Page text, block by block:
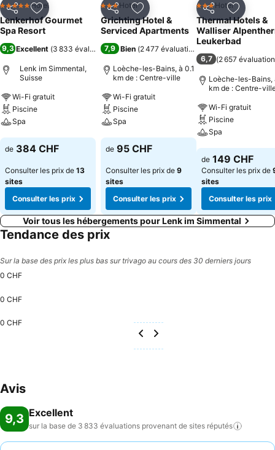
PartagerAjouter à mes favoris
5 Étoiles Hotel
Lenkerhof Gourmet
Spa Resort
9,3 Excellent (3 833 évaluations)
Lenk im Simmental,
Suisse
Wi-Fi gratuit
Piscine
Spa
Consulter les prix
de 384 CHF
Consulter les prix de 13
sites
Consulter les prix
PartagerAjouter à mes favoris
3 ÉtoilesHotel
Grichting Hotel &
Serviced Apartments
7,9 Bien (2 477 évaluations
Loèche-les-Bains, à 0.1
km de : Centre-ville
Wi-Fi gratuit
Piscine
Spa
Consulter les prix
de 95 CHF
Consulter les prix de 9
sites
Consulter les prix
PartagerAjouter
3 ÉtoilesHotel
Thermal Hotels &
Walliser
Leukerbad
6,7 (2 657
Loèche-les-Bains,
km de : Centre-
Wi-Fi gratuit
Piscine
Spa
Consulter les
de 149 CHF
Consulter les prix de
sites
Consulter les prix
Voir tous les hébergements pour Lenk im Simmental
Tendance des prix
Sur la base des prix les plus bas sur trivago au cours des 30 derniers jours
0 CHF
0 CHF
0 CHF
Avis
9,3 Excellent
sur la base de 3 833 évaluations provenant de sites réputés